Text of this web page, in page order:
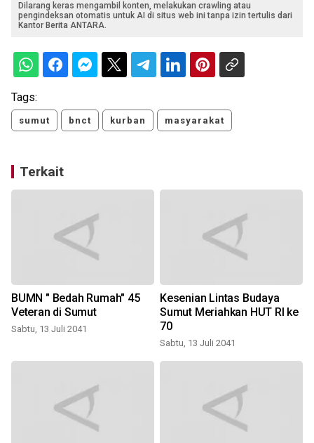
Dilarang keras mengambil konten, melakukan crawling atau
pengindeksan otomatis untuk AI di situs web ini tanpa izin tertulis dari
Kantor Berita ANTARA.
Tags:
sumut bnct kurban masyarakat
Terkait
BUMN " Bedah Rumah" 45
Veteran di Sumut
Sabtu, 13 Juli 2041
Kesenian Lintas Budaya
Sumut Meriahkan HUT RI ke
70
Sabtu, 13 Juli 2041